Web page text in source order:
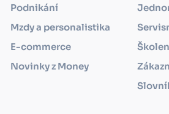
Podnikání
Mzdy a personalistika
E-commerce
Novinky z Money